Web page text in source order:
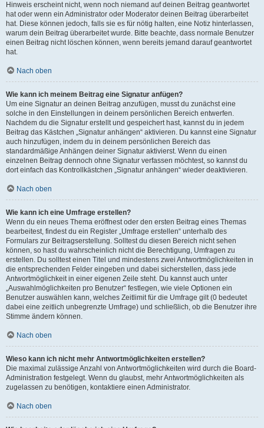
Hinweis erscheint nicht, wenn noch niemand auf deinen Beitrag geantwortet
hat oder wenn ein Administrator oder Moderator deinen Beitrag überarbeitet
hat. Diese können jedoch, falls sie es für nötig halten, eine Notiz hinterlassen,
warum dein Beitrag überarbeitet wurde. Bitte beachte, dass normale Benutzer
einen Beitrag nicht löschen können, wenn bereits jemand darauf geantwortet
hat.
Nach oben
Wie kann ich meinem Beitrag eine Signatur anfügen?
Um eine Signatur an deinen Beitrag anzufügen, musst du zunächst eine
solche in den Einstellungen in deinem persönlichen Bereich entwerfen.
Nachdem du die Signatur erstellt und gespeichert hast, kannst du in jedem
Beitrag das Kästchen „Signatur anhängen“ aktivieren. Du kannst eine Signatur
auch hinzufügen, indem du in deinem persönlichen Bereich das
standardmäßige Anhängen deiner Signatur aktivierst. Wenn du einen
einzelnen Beitrag dennoch ohne Signatur verfassen möchtest, so kannst du
dort einfach das Kontrollkästchen „Signatur anhängen“ wieder deaktivieren.
Nach oben
Wie kann ich eine Umfrage erstellen?
Wenn du ein neues Thema eröffnest oder den ersten Beitrag eines Themas
bearbeitest, findest du ein Register „Umfrage erstellen“ unterhalb des
Formulars zur Beitragserstellung. Solltest du diesen Bereich nicht sehen
können, so hast du wahrscheinlich nicht die Berechtigung, Umfragen zu
erstellen. Du solltest einen Titel und mindestens zwei Antwortmöglichkeiten in
die entsprechenden Felder eingeben und dabei sicherstellen, dass jede
Antwortmöglichkeit in einer eigenen Zeile steht. Du kannst auch unter
„Auswahlmöglichkeiten pro Benutzer“ festlegen, wie viele Optionen ein
Benutzer auswählen kann, welches Zeitlimit für die Umfrage gilt (0 bedeutet
dabei eine zeitlich unbegrenzte Umfrage) und schließlich, ob die Benutzer ihre
Stimme ändern können.
Nach oben
Wieso kann ich nicht mehr Antwortmöglichkeiten erstellen?
Die maximal zulässige Anzahl von Antwortmöglichkeiten wird durch die Board-
Administration festgelegt. Wenn du glaubst, mehr Antwortmöglichkeiten als
zugelassen zu benötigen, kontaktiere einen Administrator.
Nach oben